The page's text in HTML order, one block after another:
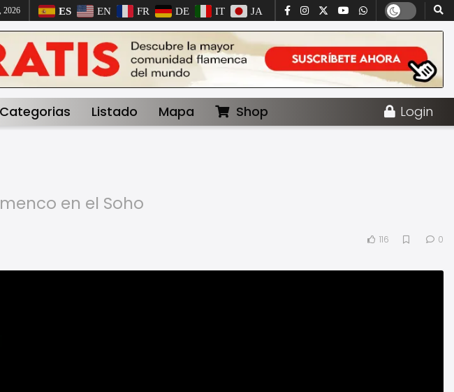
2026 ES EN FR DE IT JA
Categorias Listado Mapa Shop Login
en el Soho
116 0